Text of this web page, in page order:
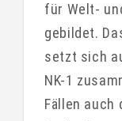
für Welt-
gebildet.
setzt sich
NK-1
Fällen auch